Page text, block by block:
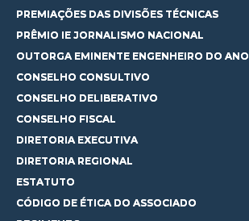
PREMIAÇÕES DAS DIVISÕES TÉCNICAS
PRÊMIO IE JORNALISMO NACIONAL
OUTORGA EMINENTE ENGENHEIRO DO ANO
CONSELHO CONSULTIVO
CONSELHO DELIBERATIVO
CONSELHO FISCAL
DIRETORIA EXECUTIVA
DIRETORIA REGIONAL
ESTATUTO
CÓDIGO DE ÉTICA DO ASSOCIADO